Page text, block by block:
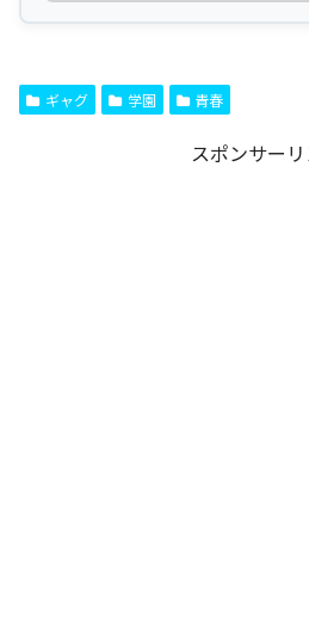
ギャグ 学園 青春
スポンサー